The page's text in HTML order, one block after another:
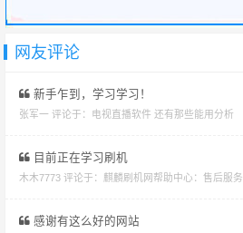
网友评论
新手乍到，学习学习！
张军一 评论于： 电视直播软件 还有那些能用分析
目前正在学习刷机
木木7773 评论于： 麒麟刷机网帮助中心：售后服务
感谢有这么好的网站